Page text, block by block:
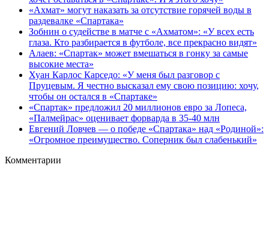
«Ахмат» могут наказать за отсутствие горячей воды в
раздевалке «Спартака»
Зобнин о судействе в матче с «Ахматом»: «У всех есть
глаза. Кто разбирается в футболе, все прекрасно видят»
Алаев: «Спартак» может вмешаться в гонку за самые
высокие места»
Хуан Карлос Карседо: «У меня был разговор с
Пруцевым. Я честно высказал ему свою позицию: хочу,
чтобы он остался в «Спартаке»
«Спартак» предложил 20 миллионов евро за Лопеса,
«Палмейрас» оценивает форварда в 35-40 млн
Евгений Ловчев — о победе «Спартака» над «Родиной»:
«Огромное преимущество. Соперник был слабенький»
Комментарии